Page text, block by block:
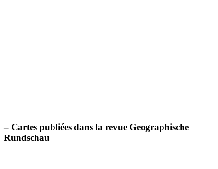
– Cartes publiées dans la revue Geographische
Rundschau